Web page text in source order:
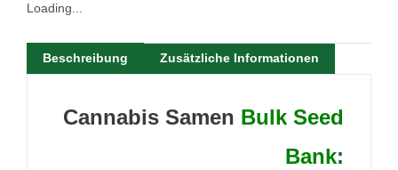
Loading...
Beschreibung Zusätzliche Informationen
Cannabis Samen Bulk Seed
Bank: